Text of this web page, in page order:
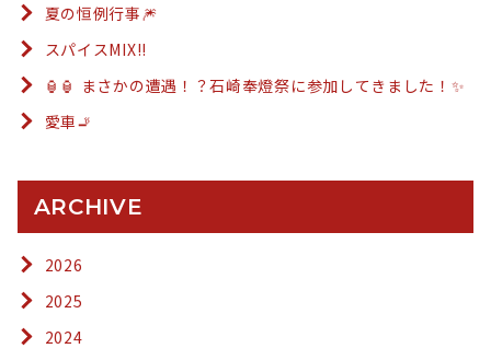
夏の恒例行事🎆
スパイスMIX!!
🏮🏮 まさかの遭遇！？石崎奉燈祭に参加してきました！✨
愛車🚬
ARCHIVE
2026
2025
2024